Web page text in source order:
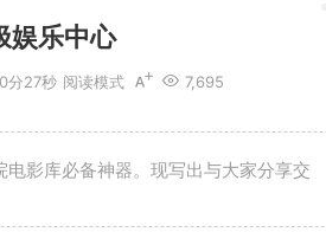
娱乐中心
7,695
分27秒 阅读模式
影库必备神器。现写出与大家分享交